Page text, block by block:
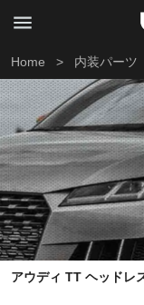
Home > 内装パーツ
アウディ TT ヘッドレ